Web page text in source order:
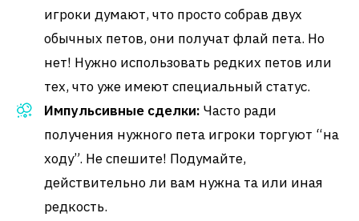
игроки думают, что просто собрав двух
обычных петов, они получат флай пета. Но
нет! Нужно использовать редких петов или
тех, что уже имеют специальный статус.
Импульсивные сделки: Часто ради
получения нужного пета игроки торгуют “на
ходу”. Не спешите! Подумайте,
действительно ли вам нужна та или иная
редкость.